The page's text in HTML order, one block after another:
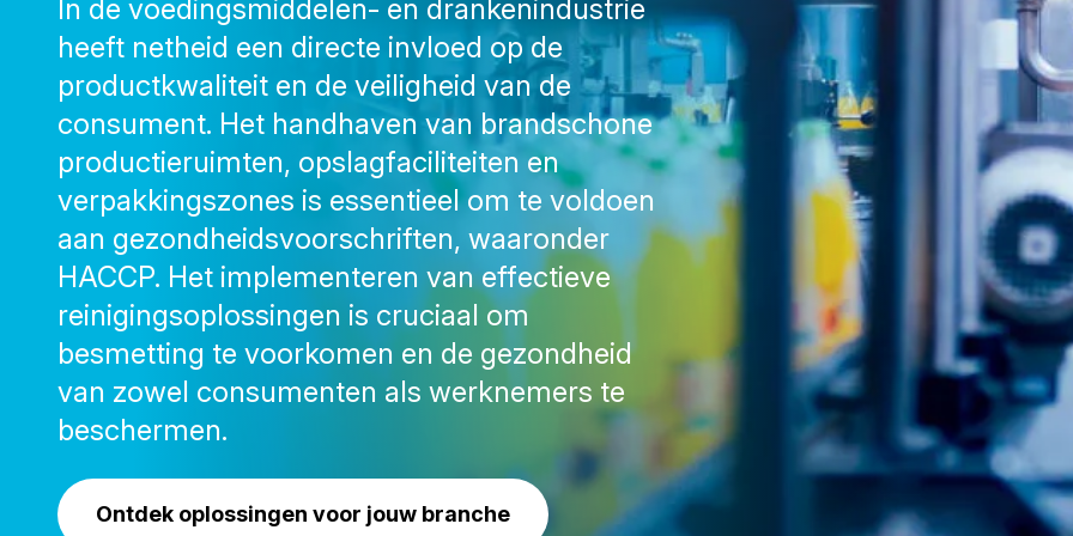
In de voedingsmiddelen- en drankenindustrie
heeft netheid een directe invloed op de
productkwaliteit en de veiligheid van de
consument. Het handhaven van brandschone
productieruimten, opslagfaciliteiten en
verpakkingszones is essentieel om te voldoen
aan gezondheidsvoorschriften, waaronder
HACCP. Het implementeren van effectieve
reinigingsoplossingen is cruciaal om
besmetting te voorkomen en de gezondheid
van zowel consumenten als werknemers te
beschermen.
Ontdek oplossingen voor jouw branche